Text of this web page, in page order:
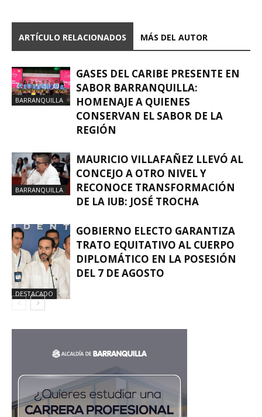
ARTÍCULO RELACIONADOS MÁS DEL AUTOR
BARRANQUILLA
GASES DEL CARIBE PRESENTE EN
SABOR BARRANQUILLA:
HOMENAJE A QUIENES
CONSERVAN EL SABOR DE LA
REGIÓN
BARRANQUILLA
MAURICIO VILLAFAÑEZ LLEVÓ AL
CONCEJO A OTRO NIVEL Y
RECONOCE TRANSFORMACIÓN
DE LA IUB: JOSÉ TROCHA
DESTACADO
GOBIERNO ELECTO GARANTIZA
TRATO EQUITATIVO AL CUERPO
DIPLOMÁTICO EN LA POSESIÓN
DEL 7 DE AGOSTO